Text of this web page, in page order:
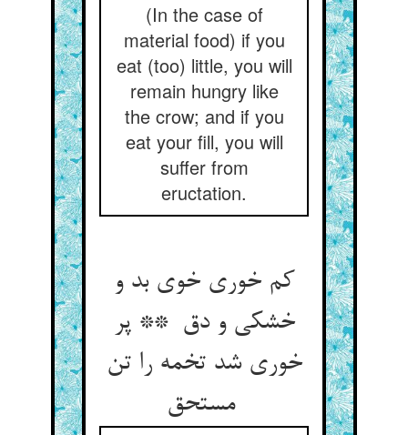
(In the case of
material food) if you
eat (too) little, you will
remain hungry like
the crow; and if you
eat your fill, you will
suffer from
eructation.
کم خوری خوی بد و
خشکی و دق ** پر
خوری شد تخمه را تن
مستحق